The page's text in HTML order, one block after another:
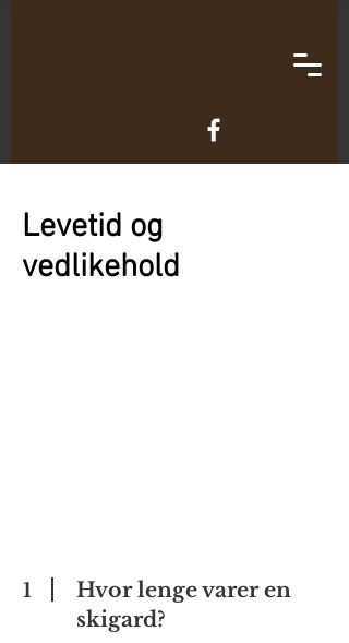
Levetid og
vedlikehold
1
Hvor lenge varer en
skigard?